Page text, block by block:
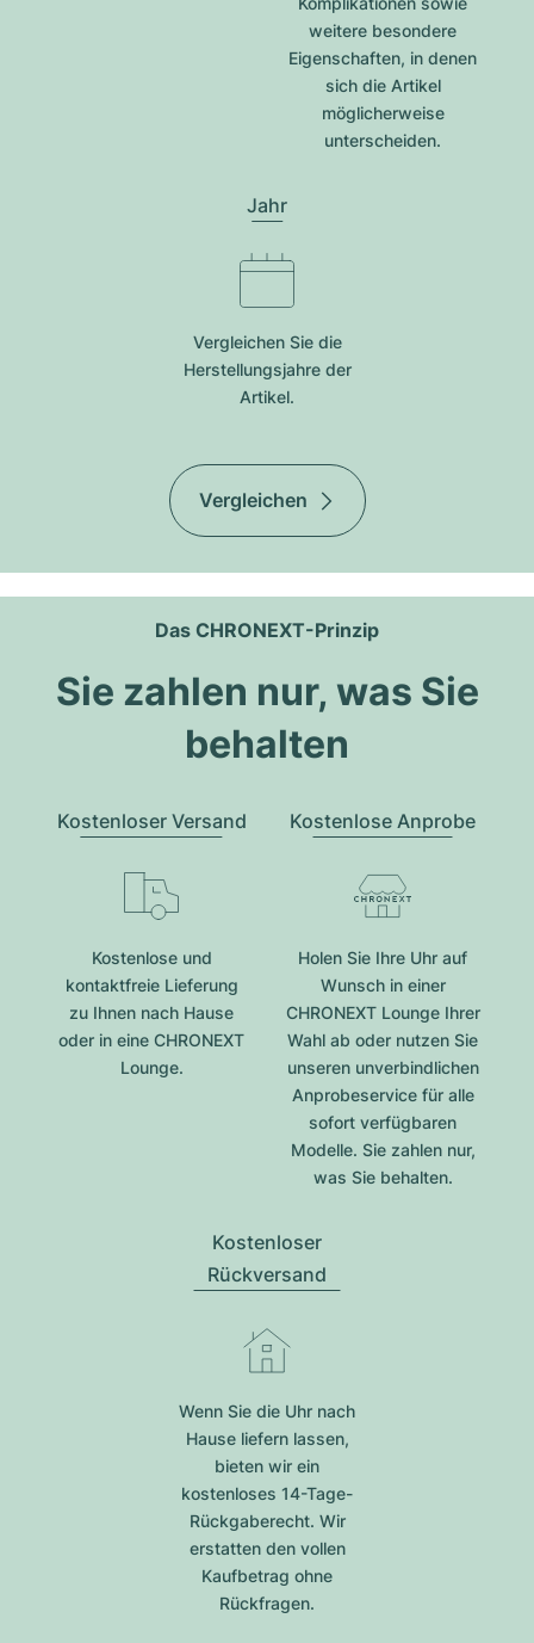
weitere besondere
Eigenschaften, in denen
sich die Artikel
möglicherweise
unterscheiden.
Jahr
Vergleichen Sie die
Herstellungsjahre der
Artikel.
Vergleichen
Das CHRONEXT-Prinzip
Sie zahlen nur, was Sie
behalten
Kostenloser Versand
Kostenlose und
kontaktfreie Lieferung
zu Ihnen nach Hause
oder in eine CHRONEXT
Lounge.
Kostenlose Anprobe
Holen Sie Ihre Uhr auf
Wunsch in einer
CHRONEXT Lounge Ihrer
Wahl ab oder nutzen Sie
unseren unverbindlichen
Anprobeservice für alle
sofort verfügbaren
Modelle. Sie zahlen nur,
was Sie behalten.
Kostenloser
Rückversand
Wenn Sie die Uhr nach
Hause liefern lassen,
bieten wir ein
kostenloses 14-Tage-
Rückgaberecht. Wir
erstatten den vollen
Kaufbetrag ohne
Rückfragen.